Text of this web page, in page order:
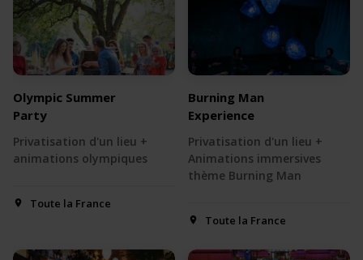
Olympic Summer
Party
Privatisation d'un lieu +
animations olympiques
Toute la France
Burning Man
Experience
Privatisation d'un lieu +
Animations immersives
thème Burning Man
Toute la France